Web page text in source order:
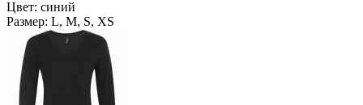
Цвет: синий
Размер: L, M, S, XS